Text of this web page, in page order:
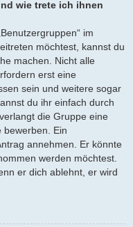
wie trete ich ihnen
im
möchtest, kannst du
machen. Nicht alle
erst eine
sein und weitere sogar
du ihr einfach durch
die Gruppe eine
bewerben. Ein
annehmen. Er könnte
werden möchtest.
er dich ablehnt, er wird